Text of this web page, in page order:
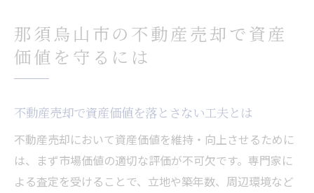
不動産売却と買取の違いを徹底解説
不動産売却と買取の基本的な違いを把握す
即現金化に強い買取と不動産売却の特徴比
較
不動産売却で重視すべきポイントを整理
買取と不動産売却の手続き面での違い
那須烏山市の不動産売却で資産
価値を守るには
不動産売却で資産価値を落とさない工夫とは
不動産売却において資産価値を維持・向上させるために
は、まず市場価値の適切な評価が不可欠です。専門家に
よる査定を受けることで、立地や築年数、周辺環境など